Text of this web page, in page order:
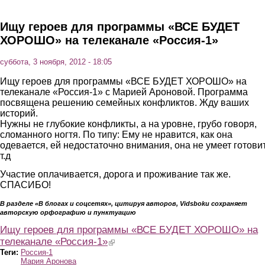
Ищу героев для программы «ВСЕ БУДЕТ
ХОРОШО» на телеканале «Россия-1»
суббота, 3 ноября, 2012 - 18:05
Ищу героев для программы «ВСЕ БУДЕТ ХОРОШО» на
телеканале «Россия-1» с Марией Ароновой. Программа
посвящена решению семейных конфликтов. Жду ваших
историй.
Нужны не глубокие конфликты, а на уровне, грубо говоря,
сломанного ногтя. По типу: Ему не нравится, как она
одевается, ей недостаточно внимания, она не умеет
т.д
Участие оплачивается, дорога и проживание так же.
СПАСИБО!
В разделе «В блогах и соцсетях», цитируя авторов, Vidsboku сохраняет
авторскую орфографию и пунктуацию
Ищу героев для программы «ВСЕ БУДЕТ ХОРОШО» на
телеканале «Россия-1»(link is external)
Теги: Россия-1
Мария Аронова